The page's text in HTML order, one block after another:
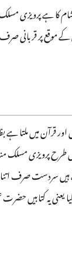
کا ہے پرویزی
موقع پر قربانی
میں ملتا ہے
پرویزی مسلک
سردست صرف اتنا
یہ کتابیں حضرت